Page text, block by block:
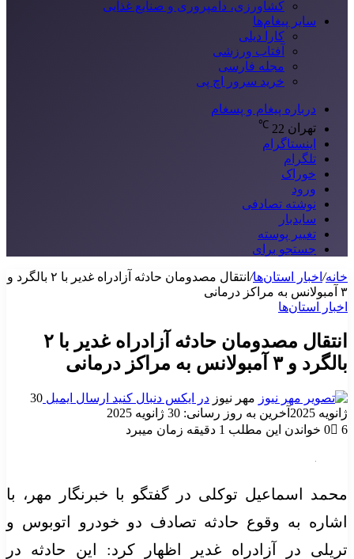
کشاورزی، دامپروری و صنایع غذایی
سایر پیغام‌ها
کارا دیلی
آفتاب ورزشی
مجله فارسی
خرید سرور اچ پی
درباره پیغام و پسغام
تهران 22
℃
اینستاگرام
تلگرام
خوراک
ورود
نوشته تصادفی
سایدبار
تغییر پوسته
جستجو برای
خانه/ اخبار استان‌ها/
انتقال مصدومان حادثه آزادراه غدیر با ۲ بالگرد و
۳ آمبولانس به مراکز درمانی
اخبار استان‌ها
انتقال مصدومان حادثه آزادراه غدیر با ۲
بالگرد و ۳ آمبولانس به مراکز درمانی
مهر نیوز در ایکس دنبال کنید ارسال ایمیل 30
ژانویه 2025
آخرین به روز رسانی: 30 ژانویه 2025
0
6 خواندن این مطلب 1 دقیقه زمان میبرد
محمد اسماعیل توکلی در گفتگو با خبرنگار مهر، با
اشاره به وقوع حادثه تصادف دو خودرو اتوبوس و
تریلی در آزادراه غدیر اظهار کرد: این حادثه در